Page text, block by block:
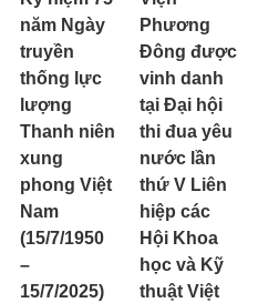
năm Ngày
truyền
thống lực
lượng
Thanh niên
xung
phong Việt
Nam
(15/7/1950
–
15/7/2025)
Phương
Đông được
vinh danh
tại Đại hội
thi đua yêu
nước lần
thứ V Liên
hiệp các
Hội Khoa
học và Kỹ
thuật Việt